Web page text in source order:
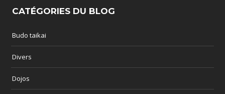
CATÉGORIES DU BLOG
Budo taikai
Divers
Dojos